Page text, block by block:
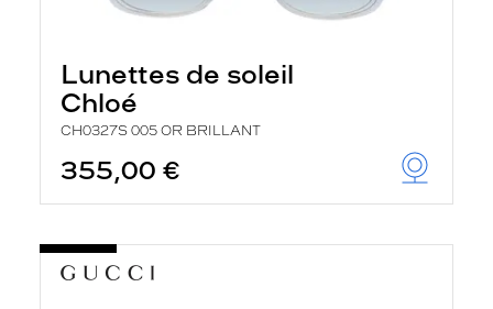
Lunettes de soleil
Chloé
CH0327S 005 OR BRILLANT
355,00 €